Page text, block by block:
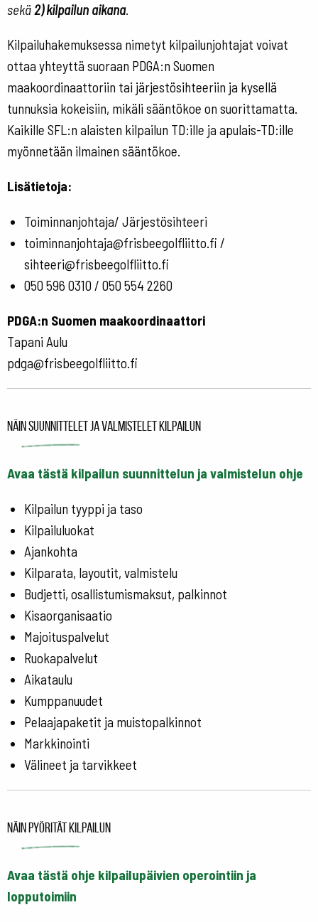
sekä2)kilpailun aikana.
Kilpailuhakemuksessa nimetyt kilpailunjohtajat voivat
ottaa yhteyttä suoraan PDGA:n Suomen
maakoordinaattoriin tai järjestösihteeriin ja kysellä
tunnuksia kokeisiin, mikäli sääntökoe on suorittamatta.
Kaikille SFL:n alaisten kilpailun TD:ille ja apulais-TD:ille
myönnetään ilmainen sääntökoe.
Lisätietoja:
Toiminnanjohtaja/ Järjestösihteeri
toiminnanjohtaja@frisbeegolfliitto.fi /
sihteeri@frisbeegolfliitto.fi
050 596 0310 / 050 554 2260
PDGA:n Suomen maakoordinaattori
Tapani Aulu
pdga@frisbeegolfliitto.fi
Näin suunnittelet ja valmistelet kilpailun
Avaa tästä kilpailun suunnittelun ja valmistelun ohje
Kilpailun tyyppi ja taso
Kilpailuluokat
Ajankohta
Kilparata, layoutit, valmistelu
Budjetti, osallistumismaksut, palkinnot
Kisaorganisaatio
Majoituspalvelut
Ruokapalvelut
Aikataulu
Kumppanuudet
Pelaajapaketit ja muistopalkinnot
Markkinointi
Välineet ja tarvikkeet
Näin pyörität kilpailun
Avaa tästä ohje kilpailupäivien operointiin ja
lopputoimiin